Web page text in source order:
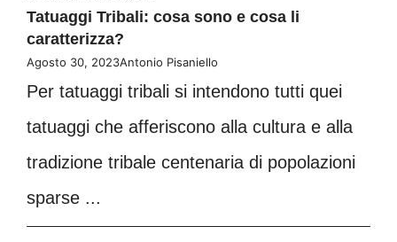
Tatuaggi Tribali: cosa sono e cosa li
caratterizza?
Agosto 30, 2023Antonio Pisaniello
Per tatuaggi tribali si intendono tutti quei
tatuaggi che afferiscono alla cultura e alla
tradizione tribale centenaria di popolazioni
sparse ...